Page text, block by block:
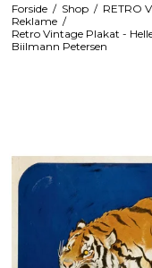
Forside / Shop / RETRO
Reklame /
Retro Vintage Plakat -
Biilmann Petersen